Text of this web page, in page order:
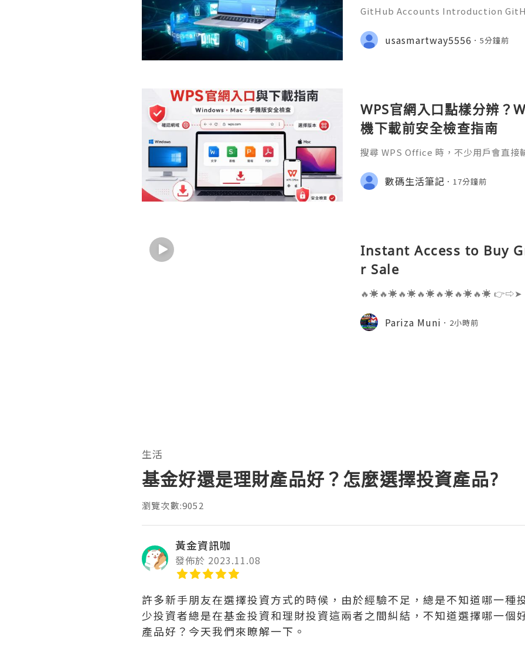
GitHub Accounts Introduction
ions of developers, businesses,
ommunities. It is much m
usasmartway5556 5分鐘前
WPS官網入口點樣分辨？
機下載前安全檢查指南
搜尋 WPS Office 時，不少用戶會直接
用程式商店、教學網站、在線文件服務
數碼生活筆記 17分鐘前
Instant Access to Buy
r Sale
🔥☀️🔥☀️🔥☀️🔥☀️🔥☀️🔥☀️🔥☀️ 👉⇨➤
ail.com 👉⇨➤ Visit To Website:
s one of the most widely used
Pariza Muni 2小時前
生活
基金好還是理財產品好？怎麼選擇投資產品?
瀏覽次數:9052
黃金資訊咖
發佈於 2023.11.08
許多新手朋友在選擇投資方式的時候，由於經驗不足，總是不知道哪一種
少投資者總是在基金投資和理財投資這兩者之間糾結，不知道選擇哪一個
產品好？今天我們來瞭解一下。